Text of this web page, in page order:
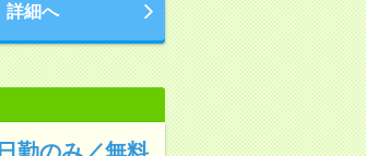
詳細へ
勤のみ／無料